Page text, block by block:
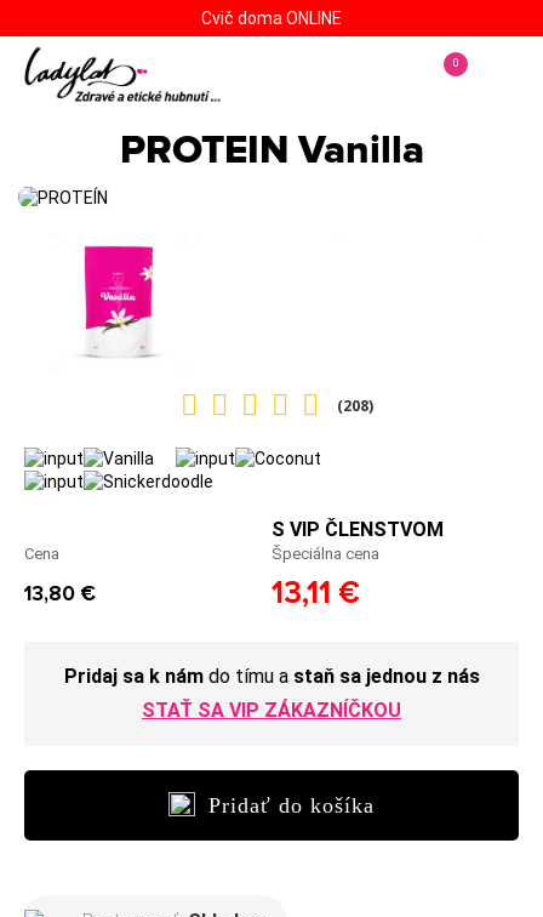
Cvič doma ONLINE
0
PROTEIN Vanilla
(208)
S VIP ČLENSTVOM
Špeciálna cena
13,11 €
Cena
13,80 €
Pridaj sa k námdo tímu a staň sa jednou z nás
STAŤ SA VIP ZÁKAZNÍČKOU
Pridať do košíka